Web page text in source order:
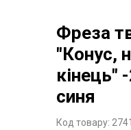
Фреза
"Конус,
кінець"
синя
Код товару: